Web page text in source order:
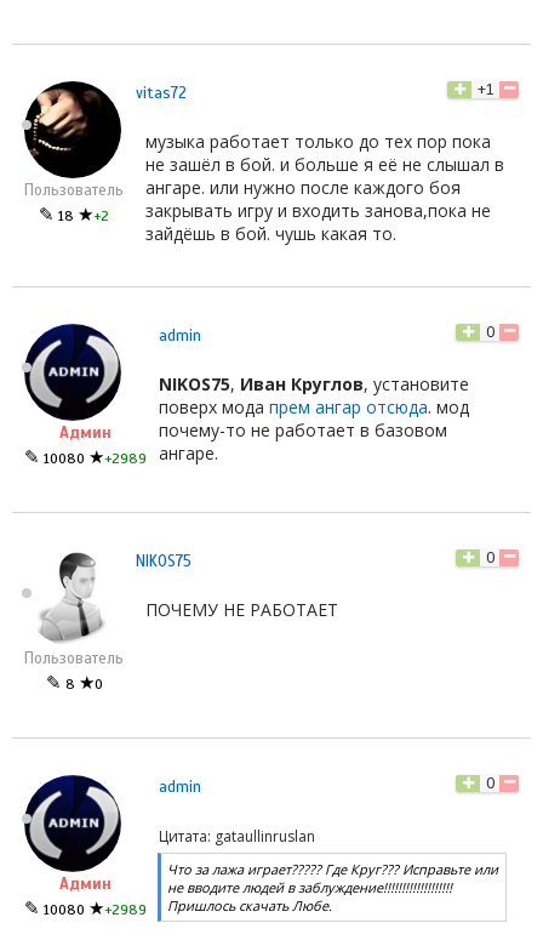
Пользователь
✎ 18 ★+2
vitas72 +1
музыка работает только до тех пор пока
не зашёл в бой. и больше я её не слышал в
ангаре. или нужно после каждого боя
закрывать игру и входить занова,пока не
зайдёшь в бой. чушь какая то.
Админ
✎ 10080 ★+2989
admin 0
NIKOS75, Иван Круглов, установите
поверх мода прем ангар отсюда. мод
почему-то не работает в базовом
ангаре.
Пользователь
✎ 8 ★0
NIKOS75 0
ПОЧЕМУ НЕ РАБОТАЕТ
Админ
✎ 10080 ★+2989
admin 0
Цитата: gataullinruslan
Что за лажа играет????? Где Круг??? Исправьте или
не вводите людей в заблуждение!!!!!!!!!!!!!!!!!!!
Пришлось скачать Любе.